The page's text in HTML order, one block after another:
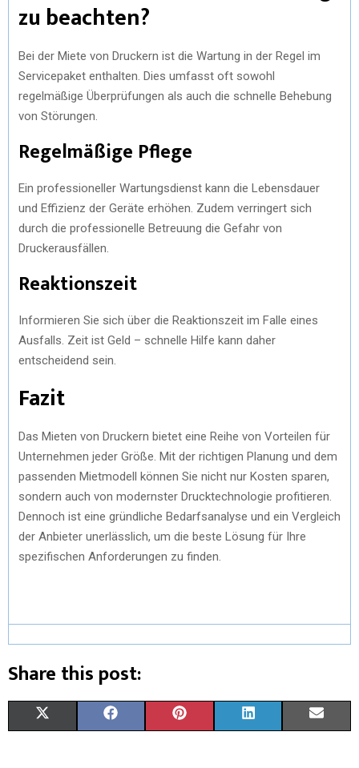
zu beachten?
Bei der Miete von Druckern ist die Wartung in der Regel im
Servicepaket enthalten. Dies umfasst oft sowohl
regelmäßige Überprüfungen als auch die schnelle Behebung
von Störungen.
Regelmäßige Pflege
Ein professioneller Wartungsdienst kann die Lebensdauer
und Effizienz der Geräte erhöhen. Zudem verringert sich
durch die professionelle Betreuung die Gefahr von
Druckerausfällen.
Reaktionszeit
Informieren Sie sich über die Reaktionszeit im Falle eines
Ausfalls. Zeit ist Geld – schnelle Hilfe kann daher
entscheidend sein.
Fazit
Das Mieten von Druckern bietet eine Reihe von Vorteilen für
Unternehmen jeder Größe. Mit der richtigen Planung und dem
passenden Mietmodell können Sie nicht nur Kosten sparen,
sondern auch von modernster Drucktechnologie profitieren.
Dennoch ist eine gründliche Bedarfsanalyse und ein Vergleich
der Anbieter unerlässlich, um die beste Lösung für Ihre
spezifischen Anforderungen zu finden.
Share this post: